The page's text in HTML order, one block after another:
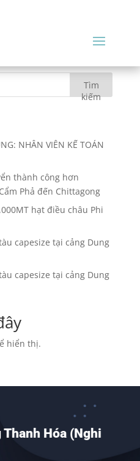
Tìm
kiếm
NHÂN VIÊN KẾ TOÁN
thành công hơn
Phả đến Chittagong
hạt điều châu Phi
capesize tại cảng Dung
capesize tại cảng Dung
hiển thị.
Hóa (Nghi